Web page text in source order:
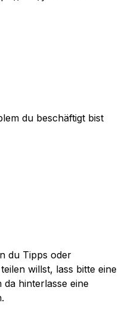
du beschäftigt bist
du Tipps oder
willst, lass bitte eine
hinterlasse eine